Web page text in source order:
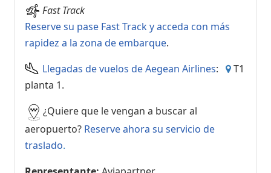
Fast Track
Reserve su pase Fast Track y acceda con más
rapidez a la zona de embarque.
Llegadas de vuelos de Aegean Airlines:
T1
planta 1.
¿Quiere que le vengan a buscar al
aeropuerto? Reserve ahora su servicio de
traslado.